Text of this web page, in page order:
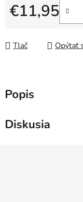
€11,95
Jednotková cena:
Tlač Opýtať
Popis
Diskusia